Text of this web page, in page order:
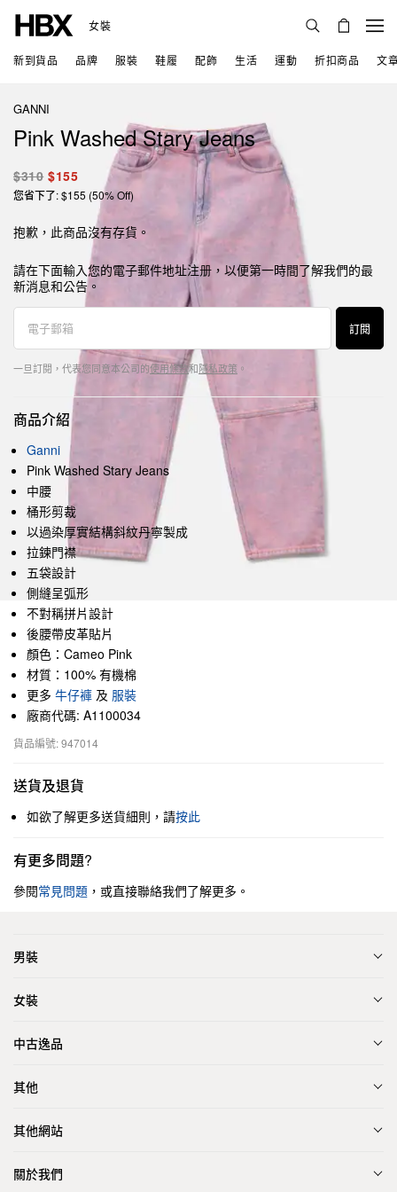
女裝
新到貨品 品牌 服裝 鞋履 配飾 生活 運動 折扣商品 文
GANNI
Pink Washed Stary Jeans
$310 $155
您省下了: $155 (50% Off)
抱歉，此商品沒有存貨。
請在下面輸入您的電子郵件地址注册，以便第一時間了解我們的最
新消息和公告。
訂閱
一旦訂閱，代表您同意本公司的使用條款和隱私政策 。
商品介紹
Ganni
Pink Washed Stary Jeans
中腰
桶形剪裁
以過染厚實結構斜紋丹寧製成
拉鍊門襟
五袋設計
側縫呈弧形
不對稱拼片設計
後腰帶皮革貼片
顏色：Cameo Pink
材質：100% 有機棉
更多 牛仔褲 及 服裝
廠商代碼: A1100034
貨品編號: 947014
送貨及退貨
如欲了解更多送貨細則，請按此
有更多問題?
參閱常見問題 ，或直接聯絡我們了解更多。
男裝
女裝
中古逸品
其他
其他網站
關於我們